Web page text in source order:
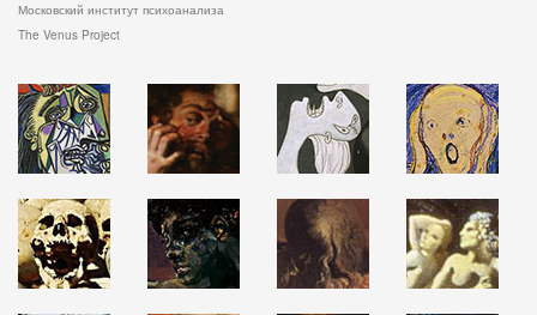
Московский институт психоанализа
The Venus Project